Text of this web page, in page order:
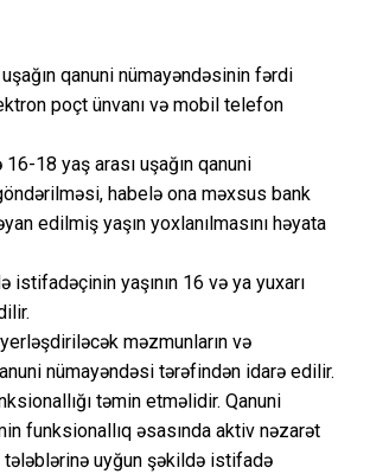
qanuni nümayəndəsinin fərdi
poçt ünvanı və mobil telefon
18 yaş arası uşağın qanuni
habelə ona məxsus bank
edilmiş yaşın yoxlanılmasını həyata
yaşının 16 və ya yuxarı
məzmunların və
nümayəndəsi tərəfindən idarə edilir.
təmin etməlidir. Qanuni
funksionallıq əsasında aktiv nəzarət
tələblərinə uyğun şəkildə istifadə